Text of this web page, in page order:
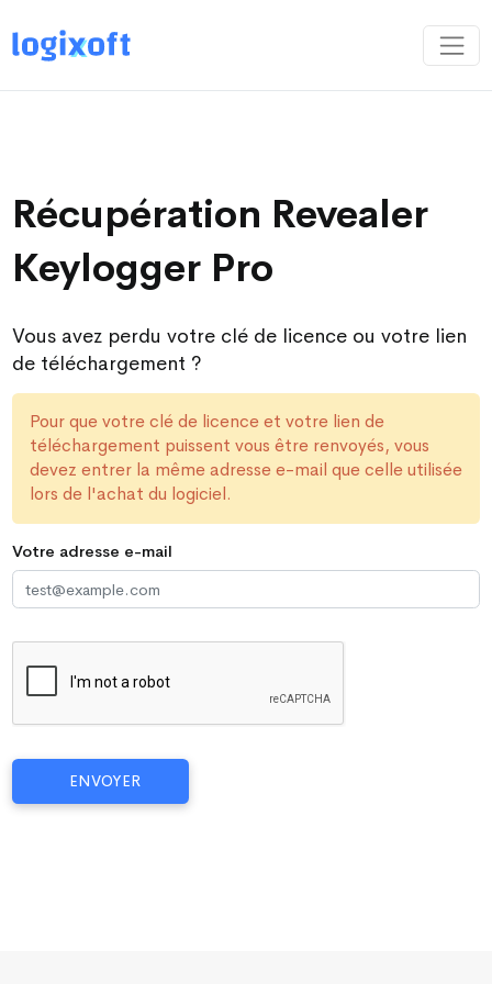
Récupération Revealer
Keylogger Pro
Vous avez perdu votre clé de licence ou votre lien
de téléchargement ?
Pour que votre clé de licence et votre lien de
téléchargement puissent vous être renvoyés, vous
devez entrer la même adresse e-mail que celle utilisée
lors de l'achat du logiciel.
Votre adresse e-mail
ENVOYER